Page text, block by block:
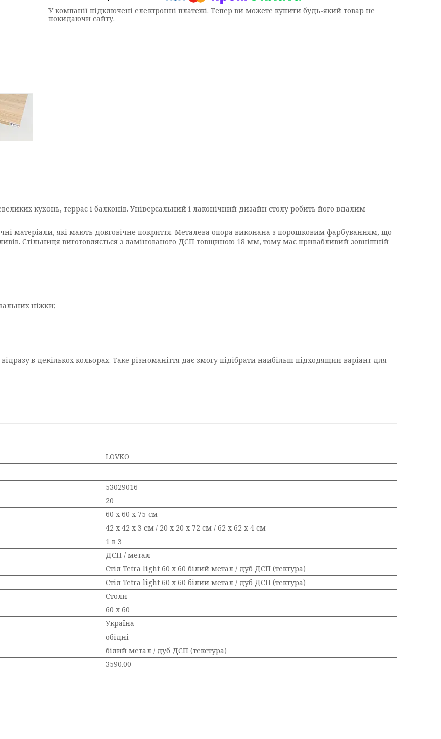
У компанії підключені електронні платежі. Тепер ви можете купити будь-який товар не
покидаючи сайту.
кухонь, террас і балконів. Універсальний і лаконічний дизайн столу робить його вдалим
матеріали, які мають довговічне покриття. Металева опора виконана з порошковим фарбуванням, що
Стільниця виготовляється з ламінованого ДСП товщиною 18 мм, тому має привабливий зовнішній
ніжки;
в декількох кольорах. Таке різноманіття дає змогу підібрати найбільш підходящий варіант для
LOVKO
53029016
20
60 х 60 х 75 см
42 х 42 х 3 см / 20 х 20 х 72 см / 62 х 62 х 4 см
1 в 3
ДСП / метал
Стіл Tetra light 60 х 60 білий метал / дуб ДСП (тектура)
Стіл Tetra light 60 х 60 білий метал / дуб ДСП (тектура)
Столи
60 х 60
Україна
обідні
білий метал / дуб ДСП (текстура)
3590.00